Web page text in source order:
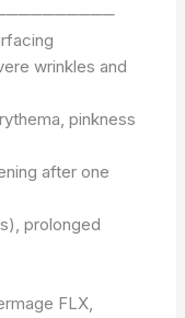
wrinkles and
pinkness
after one
prolonged
FLX,